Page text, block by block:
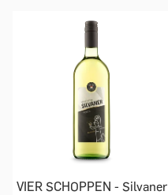
VIER SCHOPPEN - Silvaner